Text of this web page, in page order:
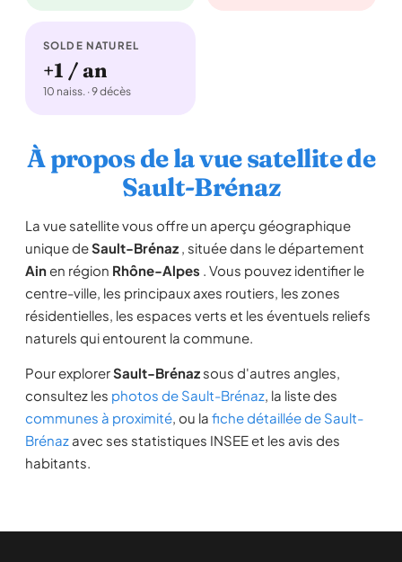
SOLDE NATUREL
+1 / an
10 naiss. · 9 décès
À propos de la vue satellite de
Sault-Brénaz
La vue satellite vous offre un aperçu géographique
unique deSault-Brénaz , située dans le département
Ainen région Rhône-Alpes . Vous pouvez identifier le
centre-ville, les principaux axes routiers, les zones
résidentielles, les espaces verts et les éventuels reliefs
naturels qui entourent la commune.
Pour explorerSault-Brénaz sous d'autres angles,
consultez les photos de Sault-Brénaz, la liste des
communes à proximité, ou la fiche détaillée de Sault-
Brénaz avec ses statistiques INSEE et les avis des
habitants.